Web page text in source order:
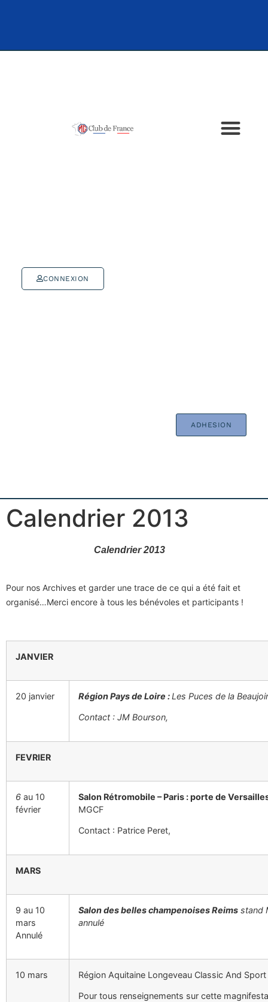
CONNEXION
ADHESION
Calendrier 2013
Calendrier 2013
Pour nos Archives et garder une trace de ce qui a été fait et
organisé…Merci encore à tous les bénévoles et participants !
JANVIER
20 janvier Région Pays de Loire :Les Puces de la
Contact : JM Bourson,
FEVRIER
6 au 10
février
Salon Rétromobile – Paris : porte de
MGCF
Contact : Patrice Peret,
MARS
9 au 10
mars
Annulé
Salon des belles champenoises Reims stand
annulé
10 mars Région Aquitaine Longeveau Classic And Sport
Pour tous renseignements sur cette